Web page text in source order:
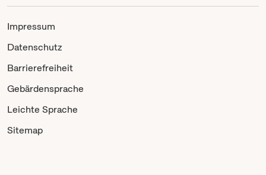
Impressum
Datenschutz
Barrierefreiheit
Gebärdensprache
Leichte Sprache
Sitemap